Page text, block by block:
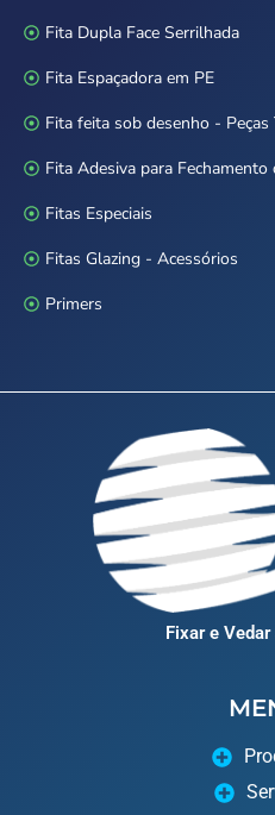
Fita Dupla Face Serrilhada
Fita Espaçadora em PE
Fita feita sob desenho - Peças
Fita Adesiva para Fechamento
Fitas Especiais
Fitas Glazing - Acessórios
Primers
Fixar e